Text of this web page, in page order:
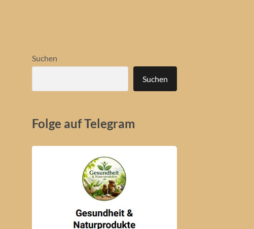
Suchen
Suchen
Folge auf Telegram